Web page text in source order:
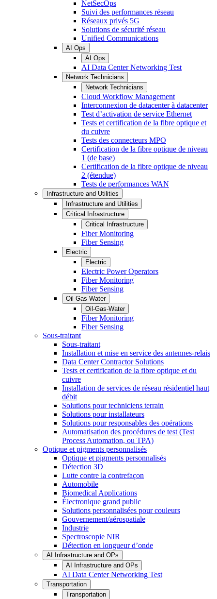
NetSecOps
Suivi des performances réseau
Réseaux privés 5G
Solutions de sécurité réseau
Unified Communications
AI Ops
AI Ops
AI Data Center Networking Test
Network Technicians
Network Technicians
Cloud Workflow Management
Interconnexion de datacenter à datacenter
Test d’activation de service Ethernet
Tests et certification de la fibre optique et
du cuivre
Tests des connecteurs MPO
Certification de la fibre optique de niveau
1 (de base)
Certification de la fibre optique de niveau
2 (étendue)
Tests de performances WAN
Infrastructure and Utilities
Infrastructure and Utilities
Critical Infrastructure
Critical Infrastructure
Fiber Monitoring
Fiber Sensing
Electric
Electric
Electric Power Operators
Fiber Monitoring
Fiber Sensing
Oil-Gas-Water
Oil-Gas-Water
Fiber Monitoring
Fiber Sensing
Sous-traitant
Sous-traitant
Installation et mise en service des antennes-relais
Data Center Contractor Solutions
Tests et certification de la fibre optique et du
cuivre
Installation de services de réseau résidentiel haut
débit
Solutions pour techniciens terrain
Solutions pour installateurs
Solutions pour responsables des opérations
Automatisation des procédures de test (Test
Process Automation, ou TPA)
Optique et pigments personnalisés
Optique et pigments personnalisés
Détection 3D
Lutte contre la contrefaçon
Automobile
Biomedical Applications
Électronique grand public
Solutions personnalisées pour couleurs
Gouvernement/aérospatiale
Industrie
Spectroscopie NIR
Détection en longueur d’onde
AI Infrastructure and OPs
AI Infrastructure and OPs
AI Data Center Networking Test
Transportation
Transportation